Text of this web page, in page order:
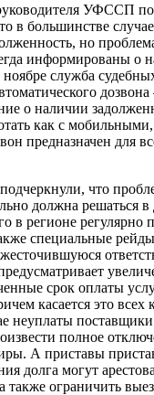
УФССП
в большинстве
но
информированы о
служба
о наличии
как с
предназначен для
что
должна решаться в
в регионе регулярно
специальные
срок оплаты
касается это всех
неуплаты
полное
А приставы
долга могут
также ограничить